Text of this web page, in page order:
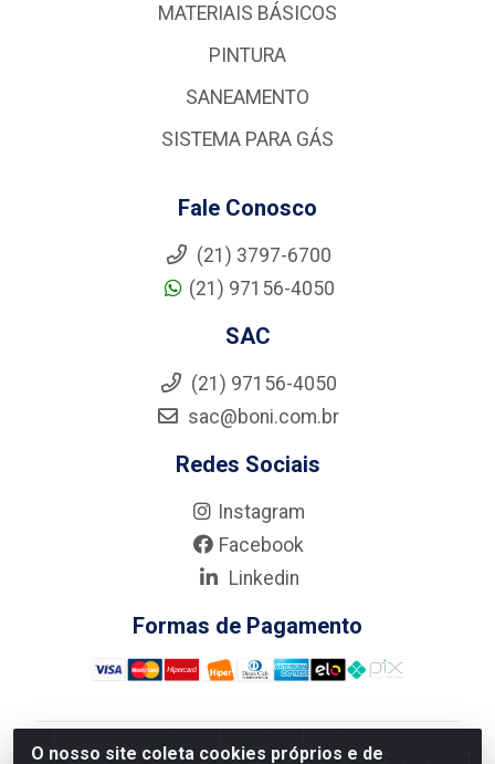
O nosso site coleta cookies próprios e de
MATERIAIS BÁSICOS
PINTURA
SANEAMENTO
SISTEMA PARA GÁS
Fale Conosco
(21) 3797-6700
(21) 97156-4050
SAC
(21) 97156-4050
sac@boni.com.br
Redes Sociais
Instagram
Facebook
Linkedin
Formas de Pagamento
Nova Boni Distribuidora de Material de Construção LTDA